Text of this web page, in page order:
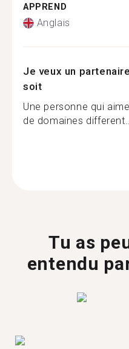
APPREND
Anglais
Je veux un
soit
Une personne qui
de domaines
Tu as
entendu